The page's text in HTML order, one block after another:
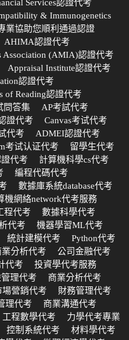
Services認證代考
& Immunogenetics
業協助您順利通過認證
AHIMA認證代考
Association (AMIA)認證代考
Appraisal Institute認證代考
認證代考
of Reading認證代考
問答集
AP考試代考
證代考
Canvas考试代考
代考
ADMEI認證代考
考试认证代考
留學生代考
代考
計算機科學cs代考
編程代碼代考
數據庫系統database代考
機網絡network代考服務
程代考
數據科學代考
代考
機器學習ML代考
統計建模代考
Python代考
分析代考
公司金融代考
代考
投資學代考服務
理代考
商業分析代考
場營銷代考
財務管理代考
理代考
商業溝通代考
工程數學代考
力學代考專業
控制系統代考
材料學代考